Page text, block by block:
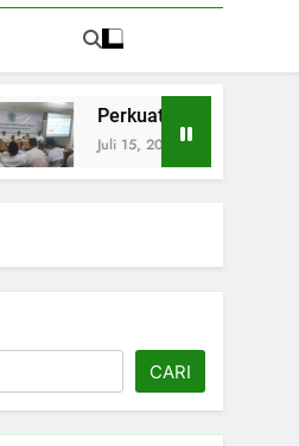
Perkuat Pemahaman Tentang
Juli 15, 2026
CARI